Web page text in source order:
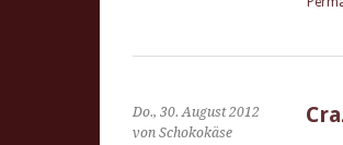
Do., 30. August 2012
von Schokokäse